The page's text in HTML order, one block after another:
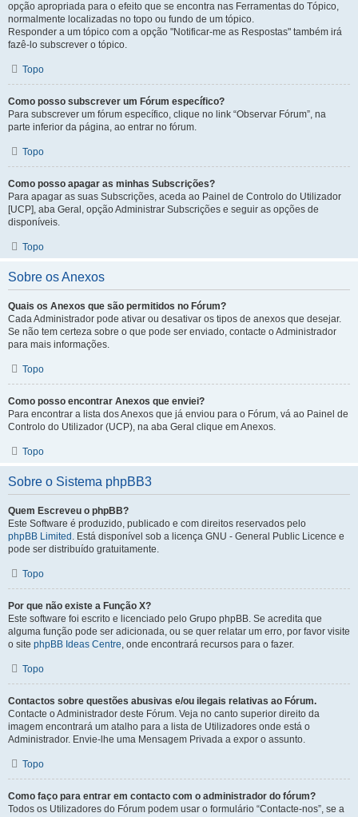
opção apropriada para o efeito que se encontra nas Ferramentas do Tópico,
normalmente localizadas no topo ou fundo de um tópico.
Responder a um tópico com a opção "Notificar-me as Respostas" também irá
fazê-lo subscrever o tópico.
Topo
Como posso subscrever um Fórum específico?
Para subscrever um fórum específico, clique no link “Observar Fórum”, na
parte inferior da página, ao entrar no fórum.
Topo
Como posso apagar as minhas Subscrições?
Para apagar as suas Subscrições, aceda ao Painel de Controlo do Utilizador
[UCP], aba Geral, opção Administrar Subscrições e seguir as opções de
disponíveis.
Topo
Sobre os Anexos
Quais os Anexos que são permitidos no Fórum?
Cada Administrador pode ativar ou desativar os tipos de anexos que desejar.
Se não tem certeza sobre o que pode ser enviado, contacte o Administrador
para mais informações.
Topo
Como posso encontrar Anexos que enviei?
Para encontrar a lista dos Anexos que já enviou para o Fórum, vá ao Painel de
Controlo do Utilizador (UCP), na aba Geral clique em Anexos.
Topo
Sobre o Sistema phpBB3
Quem Escreveu o phpBB?
Este Software é produzido, publicado e com direitos reservados pelo
phpBB Limited . Está disponível sob a licença GNU - General Public Licence e
pode ser distribuído gratuitamente.
Topo
Por que não existe a Função X?
Este software foi escrito e licenciado pelo Grupo phpBB. Se acredita que
alguma função pode ser adicionada, ou se quer relatar um erro, por favor visite
o site phpBB Ideas Centre, onde encontrará recursos para o fazer.
Topo
Contactos sobre questões abusivas e/ou ilegais relativas ao Fórum.
Contacte o Administrador deste Fórum. Veja no canto superior direito da
imagem encontrará um atalho para a lista de Utilizadores onde está o
Administrador. Envie-lhe uma Mensagem Privada a expor o assunto.
Topo
Como faço para entrar em contacto com o administrador do fórum?
Todos os Utilizadores do Fórum podem usar o formulário “Contacte-nos”, se a